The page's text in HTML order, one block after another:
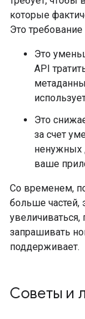
которые
Это
Это
API
Это
за счет
ненужных
ваше
Со временем,
больше частей,
запрашивать
поддерживает.
Советы и